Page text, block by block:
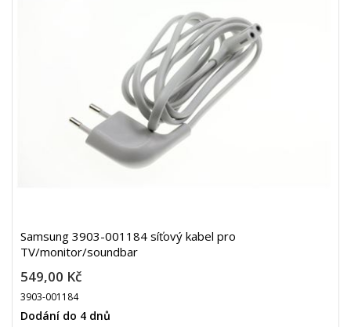
Samsung 3903-001184 síťový kabel pro
TV/monitor/soundbar
549,00 Kč
3903-001184
Dodání do 4 dnů